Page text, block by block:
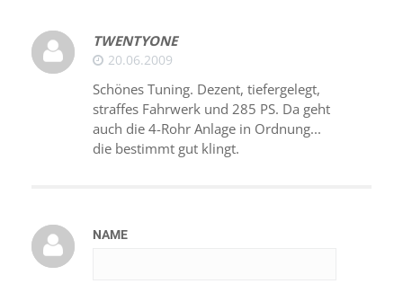
TWENTYONE
20.06.2009
Schönes Tuning. Dezent, tiefergelegt,
straffes Fahrwerk und 285 PS. Da geht
auch die 4-Rohr Anlage in Ordnung...
die bestimmt gut klingt.
NAME